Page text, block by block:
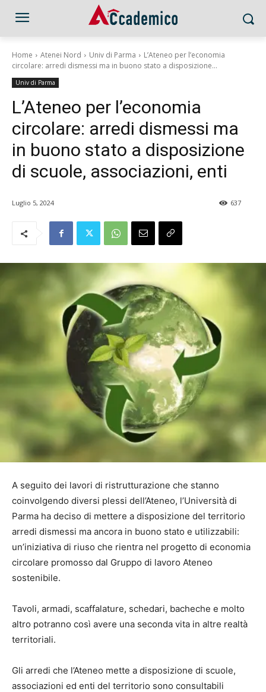
Home Atenei Nord Univ di Parma
L’Ateneo per l’economia
circolare: arredi dismessi ma in buono stato a disposizione...
Univ di Parma
L’Ateneo per l’economia
circolare: arredi dismessi ma
in buono stato a disposizione
di scuole, associazioni, enti
Luglio 5, 2024 637
A seguito dei lavori di ristrutturazione che stanno
coinvolgendo diversi plessi dell’Ateneo, l’Università di
Parma ha deciso di mettere a disposizione del territorio
arredi dismessi ma ancora in buono stato e utilizzabili:
un’iniziativa di riuso che rientra nel progetto di economia
circolare promosso dal Gruppo di lavoro Ateneo
sostenibile.
Tavoli, armadi, scaffalature, schedari, bacheche e molto
altro potranno così avere una seconda vita in altre realtà
territoriali.
Gli arredi che l’Ateneo mette a disposizione di scuole,
associazioni ed enti del territorio sono consultabili